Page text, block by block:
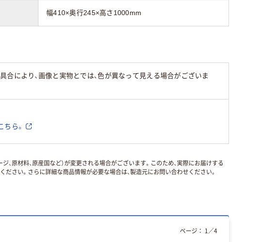
幅410×奥行245×高さ1000mm
により、画像と実物とでは、色が異なって見える場合がございま
ら。
、原材料、原産国など）が変更される場合がございます。このため、実際にお届けする
さい。さらに詳細な商品情報が必要な場合は、製造元にお問い合わせください。
ページ： 1 ／4